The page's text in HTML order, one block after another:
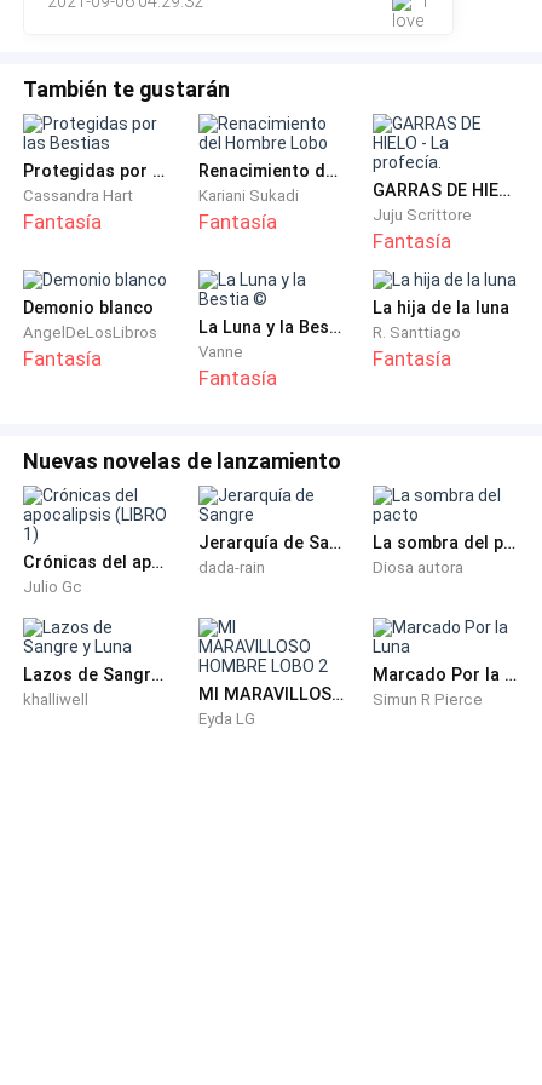
También te gustarán
Protegidas por las Bestias
Cassandra Hart
Fantasía
Renacimiento del Hombre Lobo
Kariani Sukadi
Fantasía
GARRAS DE HIELO - La profecía.
Juju Scrittore
Fantasía
Demonio blanco
AngelDeLosLibros
Fantasía
La Luna y la Bestia ©
Vanne
Fantasía
La hija de la luna
R. Santtiago
Fantasía
Nuevas novelas de lanzamiento
Crónicas del apocalipsis (LIBRO 1)
Julio Gc
Jerarquía de Sangre
dada-rain
La sombra del pacto
Diosa autora
Lazos de Sangre y Luna
khalliwell MI MARAVILLOSO HOMBRE LOBO 2
Eyda LG
Marcado Por la Luna
Simun R Pierce